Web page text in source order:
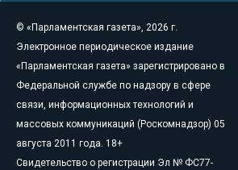
© «Парламентская газета», 2026 г.
Электронное периодическое издание
«Парламентская газета» зарегистрировано в
Федеральной службе по надзору в сфере
связи, информационных технологий и
массовых коммуникаций (Роскомнадзор) 05
августа 2011 года. 18+
Свидетельство о регистрации Эл № ФС77-